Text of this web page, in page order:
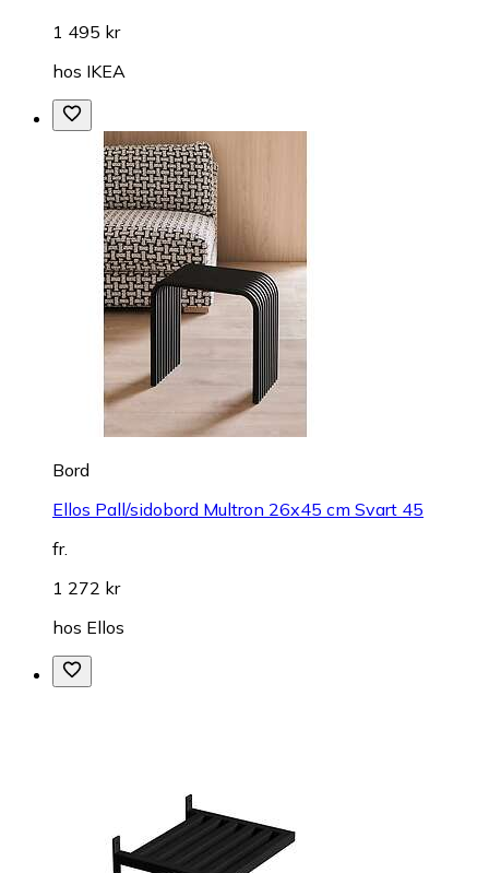
1 495 kr
hos IKEA
Bord
Ellos Pall/sidobord Multron 26x45 cm Svart 45
fr.
1 272 kr
hos Ellos